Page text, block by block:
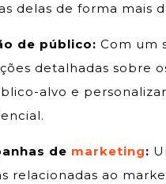
delas de forma mais
de público: Com um
detalhadas sobre
alvo e
de marketing:
relacionadas ao